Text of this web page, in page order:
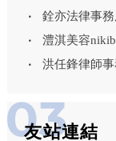
銓亦法律事
澧淇美容
洪任鋒律師
友站連結